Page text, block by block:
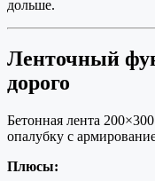
дольше.
Ленточный
дорого
Бетонная лента
опалубку с
Плюсы: